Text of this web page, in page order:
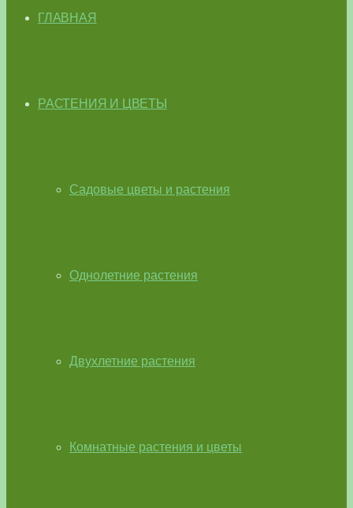
ГЛАВНАЯ
РАСТЕНИЯ И ЦВЕТЫ
Садовые цветы и растения
Однолетние растения
Двухлетние растения
Комнатные растения и цветы